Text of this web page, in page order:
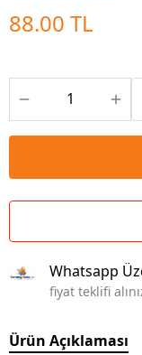
88.00 TL
Whatsapp
fiyat teklifi
Ürün Açıklaması